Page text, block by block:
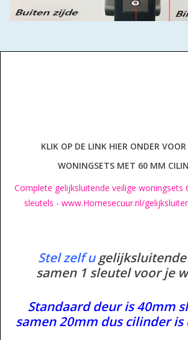
(GAATJES)VEILIGE
GENUMMERDE SLEUTELS
ISEO F 6 EXTRA S
GEWENSTE MAAT MET
GEWONE SLEUTEL SKG***
IEDERE GEWENSTE MAAT MET
GEWONE SLEUTELS MET
BOLD ELECTRONISCHE
KLIK OP DE LINK HIER ONDER
WONINGSETS MET 60 MM
Complete gelijksluitende veilige woningsets
sleutels - www.Homesecuur.nl/
Stel zelf u
samen 1 sleutel voor je
Standaard deur is 40mm
samen 20mm dus cilinder is